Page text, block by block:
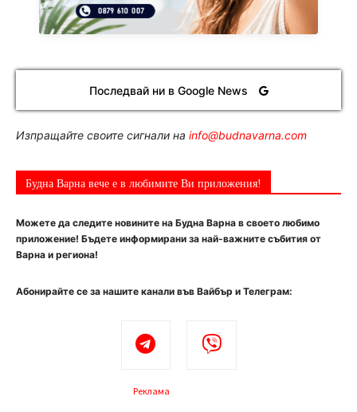
Последвай ни в Google News
Изпращайте своите сигнали на info@budnavarna.com
Будна Варна вече е в любимите Ви приложения!
Можете да следите новините на Будна Варна в своето любимо
приложение! Бъдете информирани за най-важните събития от
Варна и региона!
Абонирайте се за нашите канали във Вайбър и Телеграм:
Реклама